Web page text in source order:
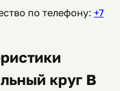
по телефону: +7
круг B